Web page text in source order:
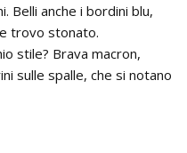
Belli anche i bordini blu,
trovo stonato.
stile? Brava macron,
sulle spalle, che si notano